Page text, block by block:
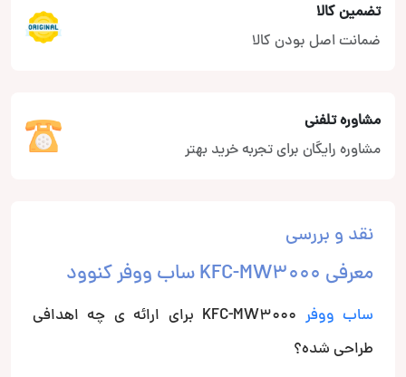
تضمین کالا
ضمانت اصل بودن کالا
مشاوره تلفنی
مشاوره رایگان برای تجربه خرید بهتر
نقد و بررسی
معرفی KFC-MW3000 ساب ووفر کنوود
ساب ووفر
KFC-MW3000 برای ارائه ی چه اهدافی
طراحی شده؟